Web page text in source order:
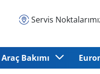
Servis
Araç Bakımı